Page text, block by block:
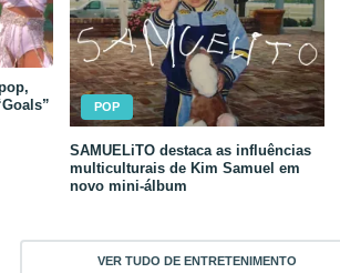
POP
SAMUELiTO destaca as influências
multiculturais de Kim Samuel em
novo mini-álbum
VER TUDO DE ENTRETENIMENTO